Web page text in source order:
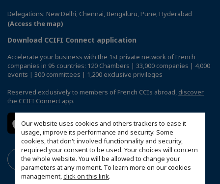
Our website uses cookies and others trackers to ease it
usage, improve its performance and security. Some
cookies, that don't involved functionnality and security,
required your consent to be used. Your choices will concern
the whole website. You will be allowed to change your
parameters at any moment. To learn more on our cookies
management,click on this link.
Delegations: New Delhi, Chennai, Bengaluru, Pune, Hyderabad
(Access the map)
Download CCIFI Connect application
Accelerate your business with the 1st private network of French
companies in 95 countries: 120 Chambers | 33,000 companies | 4,000
events | 300 committees | 1,200 exclusive privileges
Reserved exclusively to members of French CCIs abroad, discover
the CCIFI Connect app.